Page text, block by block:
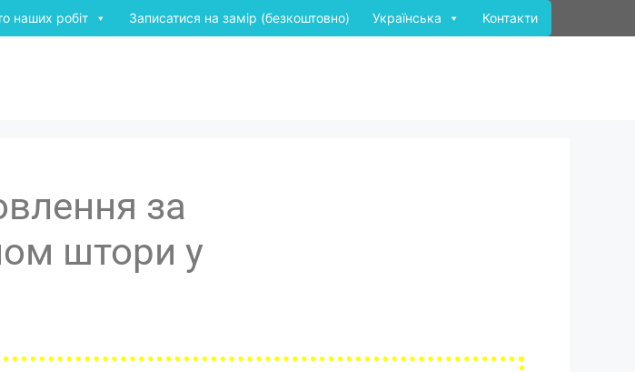
наших робіт Записатися на замір (безкоштовно) Українська Контакти
за
штори у